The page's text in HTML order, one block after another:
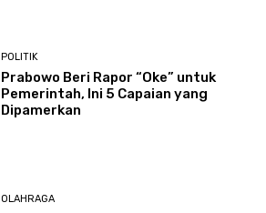
POLITIK
Prabowo Beri Rapor “Oke” untuk
Pemerintah, Ini 5 Capaian yang
Dipamerkan
OLAHRAGA